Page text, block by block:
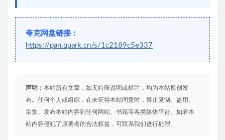
夸克网盘链接：
https://pan.quark.cn/s/1c2189c5e337
声明： 本站所有文章，如无特殊说明或标注，均为本站原创发
布。任何个人或组织，在未征得本站同意时，禁止复制、盗用、
采集、发布本站内容到任何网站、书籍等各类媒体平台。如若本
站内容侵犯了原著者的合法权益，可联系我们进行处理。